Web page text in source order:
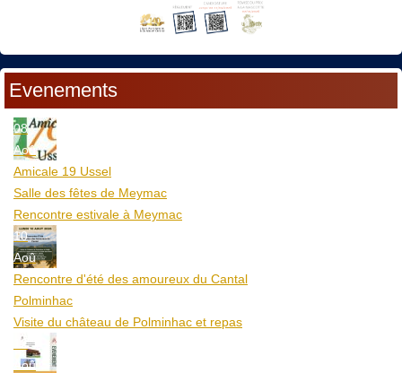
Evenements
08
Aoû
Amicale 19 Ussel
Salle des fêtes de Meymac
Rencontre estivale à Meymac
10
Aoû
Rencontre d'été des amoureux du Cantal
Polminhac
Visite du château de Polminhac et repas
12
Aoû